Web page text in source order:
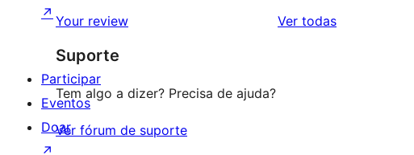
Your review Ver todasavaliações
Suporte
Tem algo a dizer? Precisa de ajuda?
Ver fórum de suporte
↗
Participar
Eventos
Doar
↗